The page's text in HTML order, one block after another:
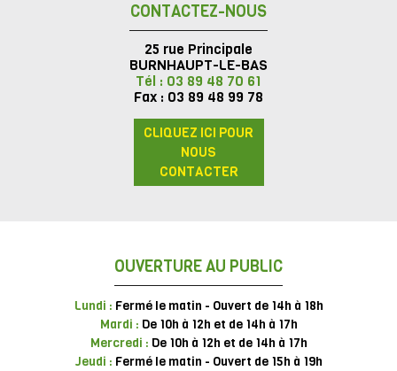
CONTACTEZ-NOUS
25 rue Principale
BURNHAUPT-LE-BAS
Tél : 03 89 48 70 61
Fax : 03 89 48 99 78
CLIQUEZ ICI POUR
NOUS
CONTACTER
OUVERTURE AU PUBLIC
Lundi : Fermé le matin - Ouvert de 14h à 18h
Mardi : De 10h à 12h et de 14h à 17h
Mercredi : De 10h à 12h et de 14h à 17h
Jeudi : Fermé le matin - Ouvert de 15h à 19h